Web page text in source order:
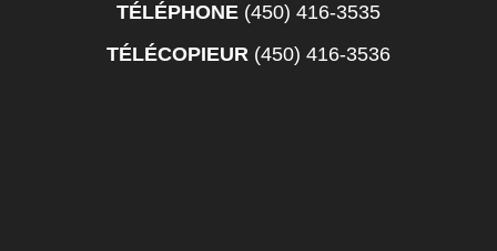
TÉLÉPHONE (450) 416-3535
TÉLÉCOPIEUR (450) 416-3536